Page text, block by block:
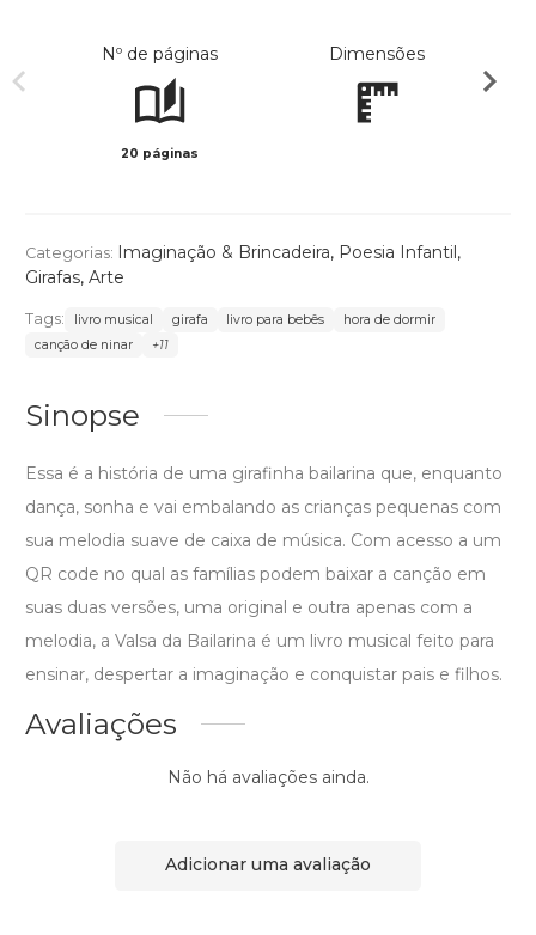
Nº de páginas
20 páginas
Dimensões
Categorias: Imaginação & Brincadeira, Poesia Infantil,
Girafas, Arte
Tags: livro musical girafa livro para bebês
hora de dormir
canção de ninar
+11
Sinopse
Essa é a história de uma girafinha bailarina que, enquanto
dança, sonha e vai embalando as crianças pequenas com
sua melodia suave de caixa de música. Com acesso a um
QR code no qual as famílias podem baixar a canção em
suas duas versões, uma original e outra apenas com a
melodia, a Valsa da Bailarina é um livro musical feito para
ensinar, despertar a imaginação e conquistar pais e filhos.
Avaliações
Não há avaliações ainda.
Adicionar uma avaliação